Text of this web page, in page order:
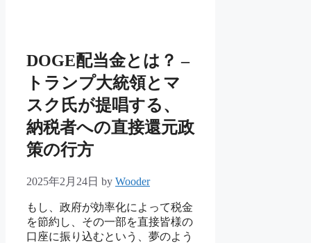
DOGE配当金とは？ –
トランプ大統領とマ
スク氏が提唱する、
納税者への直接還元政
策の行方
2025年2月24日 by Wooder
もし、政府が効率化によって税金
を節約し、その一部を直接皆様の
口座に振り込むという、夢のよう